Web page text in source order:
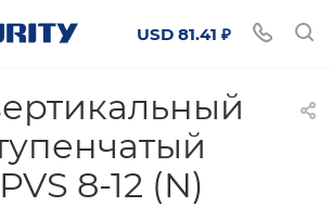
USD 81.41 ₽
8-12 (N)